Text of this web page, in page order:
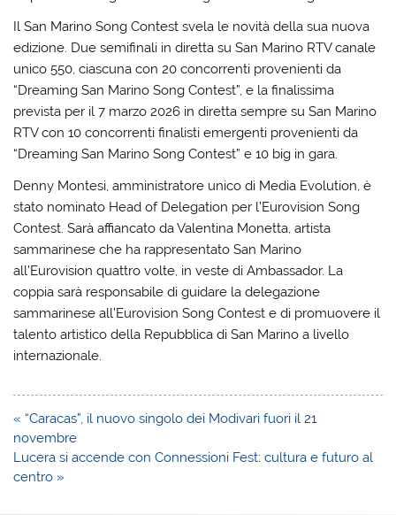
Il San Marino Song Contest svela le novità della sua nuova
edizione. Due semifinali in diretta su San Marino RTV canale
unico 550, ciascuna con 20 concorrenti provenienti da
“Dreaming San Marino Song Contest”, e la finalissima
prevista per il 7 marzo 2026 in diretta sempre su San Marino
RTV con 10 concorrenti finalisti emergenti provenienti da
“Dreaming San Marino Song Contest” e 10 big in gara.
Denny Montesi, amministratore unico di Media Evolution, è
stato nominato Head of Delegation per l’Eurovision Song
Contest. Sarà affiancato da Valentina Monetta, artista
sammarinese che ha rappresentato San Marino
all’Eurovision quattro volte, in veste di Ambassador. La
coppia sarà responsabile di guidare la delegazione
sammarinese all’Eurovision Song Contest e di promuovere il
talento artistico della Repubblica di San Marino a livello
internazionale.
Navigazione
articoli
« “Caracas”, il nuovo singolo dei Modivari fuori il 21
novembre
Lucera si accende con Connessioni Fest: cultura e futuro al
centro »